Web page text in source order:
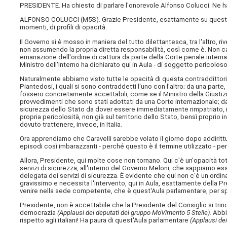
PRESIDENTE. Ha chiesto di parlare l'onorevole Alfonso Colucci. Ne
ALFONSO COLUCCI (M5S). Grazie Presidente, esattamente su
momenti, di profili di opacità.
Il Governo si è mosso in maniera del tutto dilettantesca, tra l'altro,
non assumendo la propria diretta responsabilità, così come è. Non
emanazione dell'ordine di cattura da parte della Corte penale
Ministro dell'Interno ha dichiarato qui in Aula - di soggetto
Naturalmente abbiamo visto tutte le opacità di questa
Piantedosi, i quali si sono contraddetti l'uno con l'altro; da una
fossero concretamente accettabili, come se il Ministro della
provvedimenti che sono stati adottati da una Corte internazionale;
sicurezza dello Stato da dover essere immediatamente
propria pericolosità, non già sul territorio dello Stato, bensì proprio
dovuto trattenere, invece, in Italia.
Ora apprendiamo che Caravelli sarebbe volato il giorno dopo
episodi così imbarazzanti - perché questo è il termine utilizzato -
Allora, Presidente, qui molte cose non tornano. Qui c'è un'opacità
servizi di sicurezza, all'interno del Governo Meloni, che sappiamo
delegata dei servizi di sicurezza. È evidente che qui non c'è un
gravissimo e necessita l'intervento, qui in Aula, esattamente della
venire nella sede competente, che è quest'Aula parlamentare, per
Presidente, non è accettabile che la Presidente del Consiglio si
democrazia(Applausi dei deputati del gruppo MoVimento 5 Stelle).
rispetto agli italiani! Ha paura di quest'Aula parlamentare(Applausi